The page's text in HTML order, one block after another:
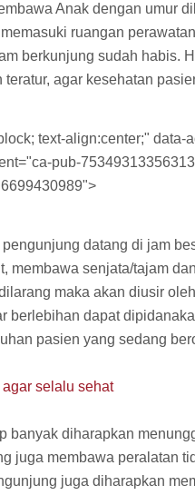
Anak dengan umur
ruangan
berkunjung sudah habis.
agar kesehatan
text-align:center;" data-
pub-
datang di jam
membawa senjata/tajam
maka akan diusir
berlebihan dapat
pasien yang sedang
selalu sehat
banyak diharapkan
juga membawa peralatan
juga diharapkan